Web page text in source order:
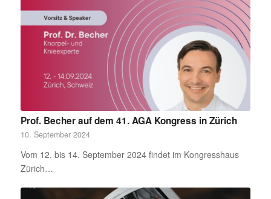
Prof. Becher auf dem 41. AGA Kongress in Zürich
10. September 2024
Vom 12. bis 14. September 2024 findet im Kongresshaus
Zürich…